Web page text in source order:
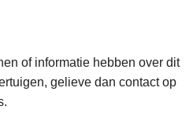
of informatie hebben over dit
gelieve dan contact op